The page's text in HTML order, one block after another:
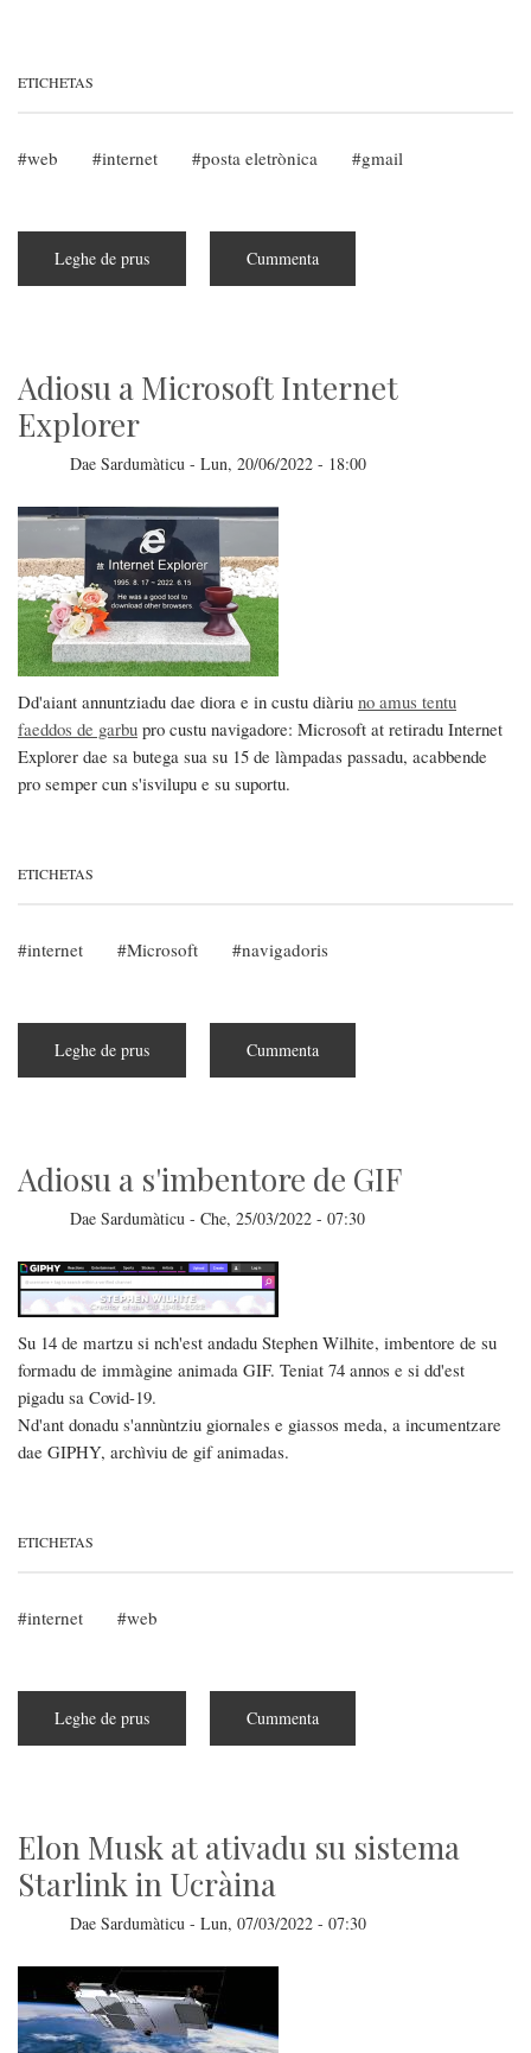
ETICHETAS
web internet posta eletrònica gmail
Leghe de prus
non
Is
solutziones.
Cummenta
Adiosu a Microsoft Internet
Explorer
Dae Sardumàticu - Lun, 20/06/2022 - 18:00
Dd'aiant annuntziadu dae diora e in custu diàriu no amus tentu
faeddos de garbu pro custu navigadore: Microsoft at retiradu Internet
Explorer dae sa butega sua su 15 de làmpadas passadu, acabbende
pro semper cun s'isvilupu e su suportu.
ETICHETAS
internet Microsoft navigadoris
Leghe de prus
a
Cummenta
Adiosu a s'imbentore de GIF
Dae Sardumàticu - Che, 25/03/2022 - 07:30
Su 14 de martzu si nch'est andadu Stephen Wilhite, imbentore de su
formadu de immàgine animada GIF. Teniat 74 annos e si dd'est
pigadu sa Covid-19.
Nd'ant donadu s'annùntziu giornales e giassos meda, a incumentzare
dae GIPHY, archìviu de gif animadas.
ETICHETAS
internet web
Leghe de prus
a
Cummenta
Elon Musk at ativadu su sistema
Starlink in Ucràina
Dae Sardumàticu - Lun, 07/03/2022 - 07:30